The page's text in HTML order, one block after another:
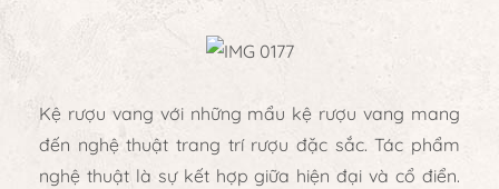
Kệ rượu vang với những mẩu kệ rượu vang mang
đến nghệ thuật trang trí rượu đặc sắc. Tác phẩm
nghệ thuật là sự kết hợp giữa hiện đại và cổ điển.